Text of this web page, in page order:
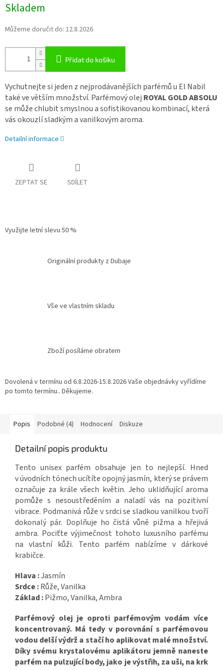
Skladem
Můžeme doručit do: 12.8.2026
Přidat do košíku
Vychutnejte si jeden z nejprodávanějších parfémů u El Nabil
také ve větším množství. Parfémový olej ROYAL GOLD ABSOLU
se může chlubit smyslnou a sofistikovanou kombinací, která
vás okouzlí sladkým a vanilkovým aroma.
Detailní informace
ZEPTAT SE SDÍLET
Využijte letní slevu 50 %
Originální produkty z Dubaje
Vše ve vlastním skladu
Zboží posíláme obratem
Dovolená v termínu od 6.8.2026-15.8.2026 Vaše objednávky vyřídíme
po tomto termínu.. Děkujeme.
Popis Podobné (4) Hodnocení Diskuze
Detailní popis produktu
Tento unisex parfém obsahuje jen to nejlepší. Hned
v úvodních tónech ucítíte opojný jasmín, který se právem
označuje za krále všech květin. Jeho uklidňující aroma
pomůže s nesoustředěním a naladí vás na pozitivní
vibrace. Podmanivá růže v srdci se sladkou vanilkou tvoří
dokonalý pár. Doplňuje ho čistá vůně pižma a hřejivá
ambra. Pociťte výjimečnost tohoto luxusního parfému
na vlastní kůži. Tento parfém nabízíme v dárkové
krabičce.
Hlava :Jasmín
Srdce :Růže, Vanilka
Základ :Pižmo, Vanilka, Ambra
Parfémový olej je oproti parfémovým vodám více
koncentrovaný. Má tedy v porovnání s parfémovou
vodou delší výdrž a stačí ho aplikovat malé množství.
Díky svému krystalovému aplikátoru jemně naneste
parfém na pulzující body, jako je výstřih, za uši, na krk